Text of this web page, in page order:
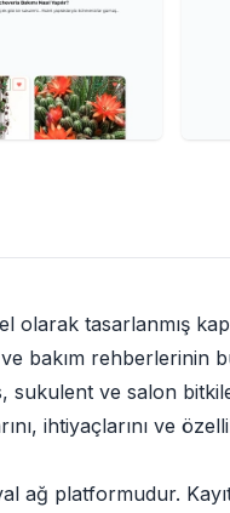
olarak tasarlanmış
bakım rehberlerinin
ve salon
ihtiyaçlarını ve
ağ platformudur.